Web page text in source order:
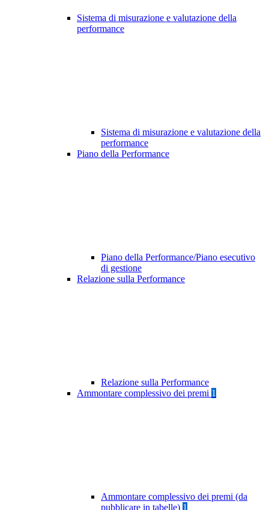
Sistema di misurazione e valutazione della
performance
Sistema di misurazione e valutazione della
performance
Piano della Performance
Piano della Performance/Piano esecutivo
di gestione
Relazione sulla Performance
Relazione sulla Performance
Ammontare complessivo dei premi 1
Ammontare complessivo dei premi (da
pubblicare in tabelle) 1